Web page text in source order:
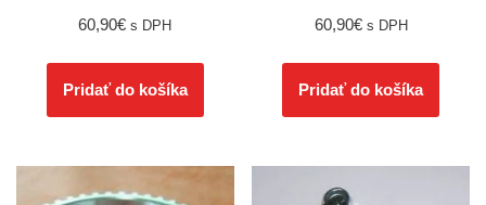
60,90€ s DPH
Pridať do košíka
60,90€ s DPH
Pridať do košíka